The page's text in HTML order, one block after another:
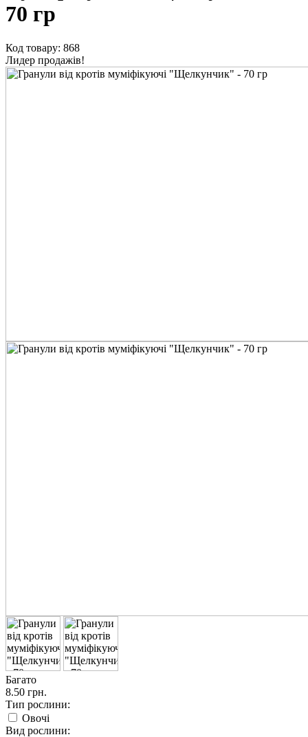
70 гр
Код товару: 868
Лидер продажів!
Багато
8.50 грн.
Тип рослини:
Овочі
Вид рослини: